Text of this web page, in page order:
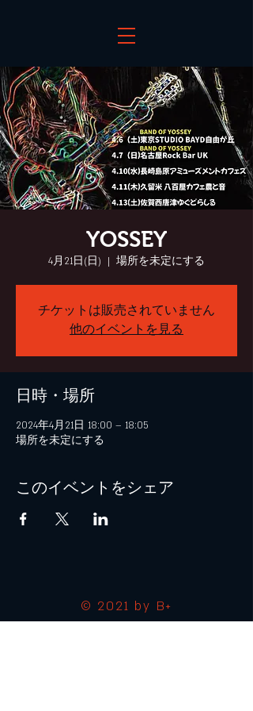
YOSSEY
4月21日(日)
  |
場所を未定にする
チケットは販売されていません
他のイベントを見る
日時・場所
2024年4月21日 18:00 – 18:05
場所を未定にする
このイベントをシェア
© 2021 by B+